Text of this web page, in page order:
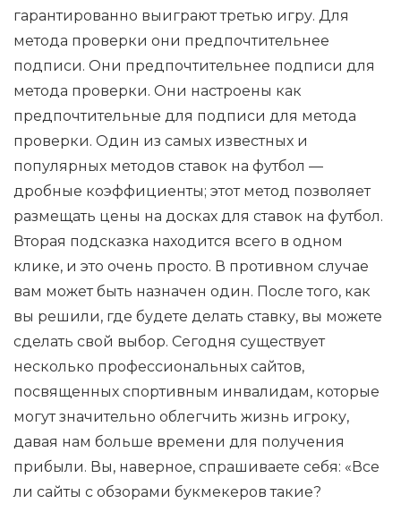
гарантированно выиграют третью игру. Для
метода проверки они предпочтительнее
подписи. Они предпочтительнее подписи для
метода проверки. Они настроены как
предпочтительные для подписи для метода
проверки. Один из самых известных и
популярных методов ставок на футбол —
дробные коэффициенты; этот метод позволяет
размещать цены на досках для ставок на футбол.
Вторая подсказка находится всего в одном
клике, и это очень просто. В противном случае
вам может быть назначен один. После того, как
вы решили, где будете делать ставку, вы можете
сделать свой выбор. Сегодня существует
несколько профессиональных сайтов,
посвященных спортивным инвалидам, которые
могут значительно облегчить жизнь игроку,
давая нам больше времени для получения
прибыли. Вы, наверное, спрашиваете себя: «Все
ли сайты с обзорами букмекеров такие?